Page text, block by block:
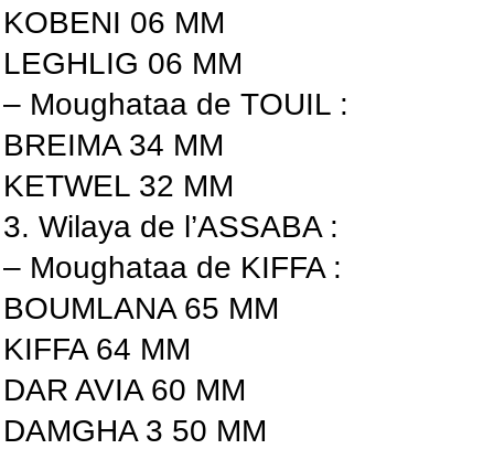
KOBENI 06 MM
LEGHLIG 06 MM
– Moughataa de TOUIL :
BREIMA 34 MM
KETWEL 32 MM
3. Wilaya de l’ASSABA :
– Moughataa de KIFFA :
BOUMLANA 65 MM
KIFFA 64 MM
DAR AVIA 60 MM
DAMGHA 3 50 MM